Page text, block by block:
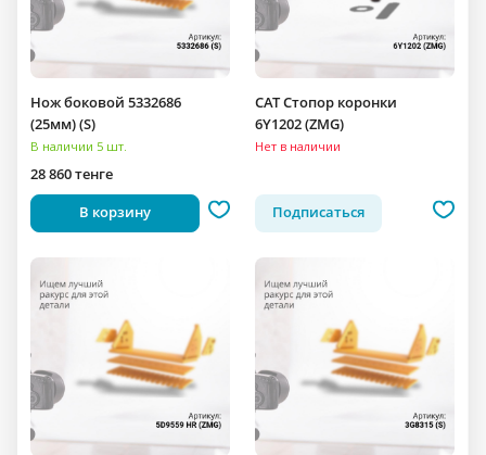
Нож боковой 5332686
(25мм) (S)
В наличии 5 шт.
28 860 тенге
В корзину
CAT Стопор коронки
6Y1202 (ZMG)
Нет в наличии
Подписаться